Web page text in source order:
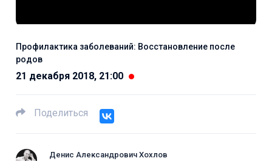
Профилактика заболеваний: Восстановление после
родов
21 декабря 2018, 21:00
Поделиться
Денис Александрович Хохлов